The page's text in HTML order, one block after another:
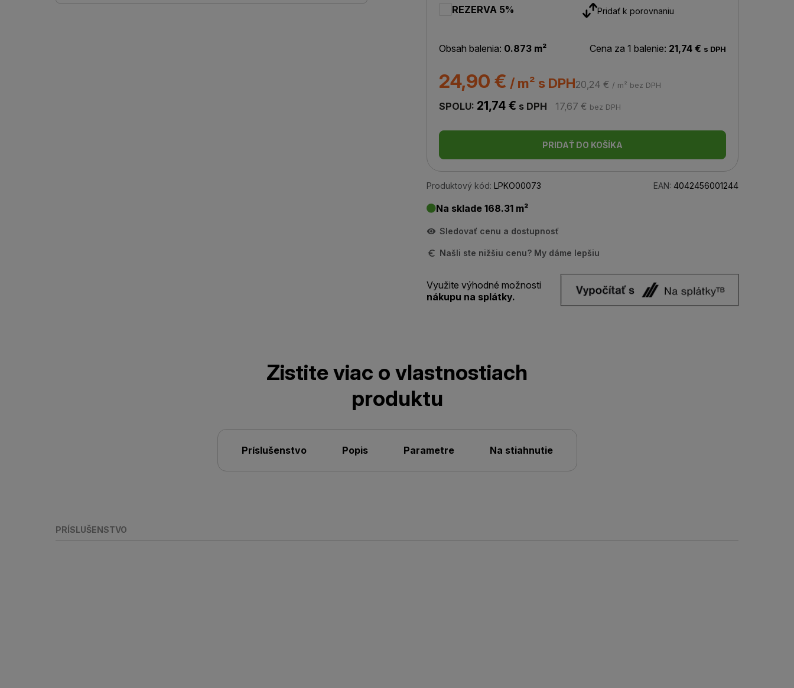
REZERVA 5% Pridať k porovnaniu
Obsah balenia: 0.873 m² Cena za 1 balenie: 21,74 € s DPH
24,90 € / m² s DPH20,24 € / m² bez DPH
SPOLU: 21,74 € s DPH 17,67 € bez DPH
PRIDAŤ DO KOŠÍKA
Produktový kód: LPKO00073 EAN: 4042456001244
Na sklade 168.31 m²
Sledovať cenu a dostupnosť
Našli ste nižšiu cenu? My dáme lepšiu
Využite výhodné možnosti
nákupu na splátky.
Zistite viac o vlastnostiach
produktu
Príslušenstvo Popis Parametre Na stiahnutie
PRÍSLUŠENSTVO